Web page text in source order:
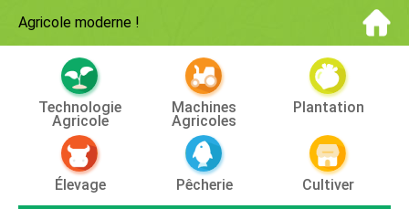
Agricole moderne !
Technologie
Agricole
Machines
Agricoles
Plantation
Élevage Pêcherie
Cultiver